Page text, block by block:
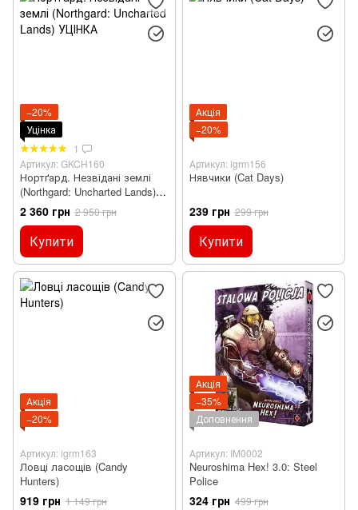
−20%
Уцінка
1
Артикул: GKCH160
Нортґард. Незвідані землі
(Northgard: Uncharted Lands)
УЦІНКА
2 360 грн 2 950 грн
Купити
Акція
−20%
Артикул: igrm156
Нявчики (Cat Days)
239 грн 299 грн
Купити
Акція
−20%
Артикул: igrm163
Ловці ласощів (Candy
Hunters)
919 грн 1 149 грн
Акція
−35%
Доповнення
Артикул: IM0002
Neuroshima Hex! 3.0: Steel
Police
324 грн 499 грн